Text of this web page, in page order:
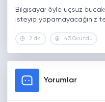
Bilgisayar öyle uçsuz
isteyip yapamayacağınız
2 dk. 43 Okundu
Yorumlar